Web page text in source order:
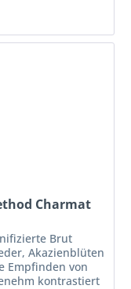
Charmat
Brut
Akazienblüten
Empfinden von
kontrastiert